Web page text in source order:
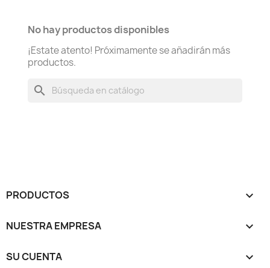
No hay productos disponibles
¡Estate atento! Próximamente se añadirán más
productos.
search
PRODUCTOS 
NUESTRA EMPRESA 
SU CUENTA 